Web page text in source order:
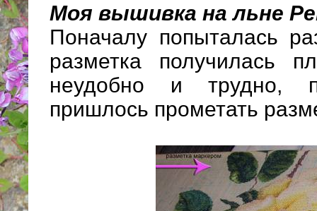
Моя вышивка на льне
Поначалу попыталась
разметка получилась
неудобно и трудно,
пришлось прометать